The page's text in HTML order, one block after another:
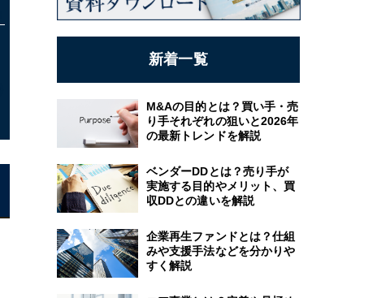
新着一覧
M&Aの目的とは？買い手・売
り手それぞれの狙いと2026年
の最新トレンドを解説
ベンダーDDとは？売り手が
実施する目的やメリット、買
収DDとの違いを解説
企業再生ファンドとは？仕組
みや支援手法などを分かりや
すく解説